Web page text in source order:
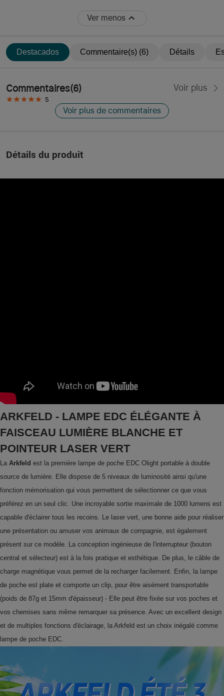
Ver menos
Destacados Commentaire(s) (6) Détails
Commentaires(6) Voir plus
5
Voir plus de commentaires
Détails du produit
ARKFELD - LAMPE EDC ÉLÉGANTE À
FAISCEAU LUMIÈRE BLANCHE ET
POINTEUR LASER VERT
La Arkfeld est la première lampe de poche EDC Olight portable à double
source de lumière. Elle dispose de 5 niveaux de luminosité ainsi qu'une
fonction mémorisation qui vous permettent de sélectionner ce que vous
préférez en un seul clic. Une incroyable sortie maximale de 1000 lumens est
capable d'éclairer tous les recoins. Le laser vert, une bonne aide pour réaliser
une présentation ou amuser vos animaux de compagnie, est également
présent sur ce modèle. La conception ingénieuse de l'interrupteur (bouton
central et sélecteur) est à la fois pratique et esthétique. De plus, le câble de
charge magnétique vous permet de la recharger facilement. Enfin, la lampe
de poche est plate et comporte un clip, pour être aisément transportable
(poids de 87g et 15mm d'épaisseur) - Elle peut être fixée sur vos poches et
vos chemises sans même remarquer sa présence. Avec un excellent design
et de multiples fonctions d'éclairage, la Arkfeld est un choix inégalé comme
lampe de poche EDC.